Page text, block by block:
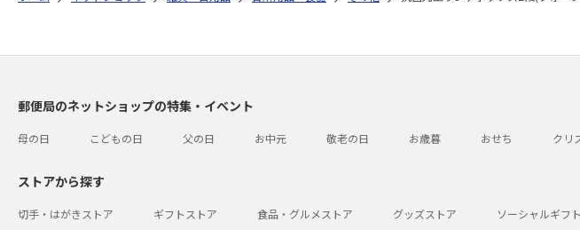
郵便局のネットショップの特集・イベント
母の日 こどもの日 父の日 お中元 敬老の日 お歳暮 おせち クリ
ストアから探す
切手・はがきストア ギフトストア 食品・グルメストア グッズストア ソーシャルギフ